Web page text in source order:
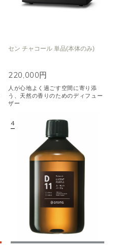
セン チャコール 単品(本体のみ)
220,000円
人が心地よく過ごす空間に寄り添
う、天然の香りのためのディフュー
ザー